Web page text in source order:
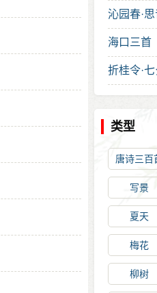
沁园春·
海口三首
折桂令·
类型
唐诗三百
写景
夏天
梅花
柳树